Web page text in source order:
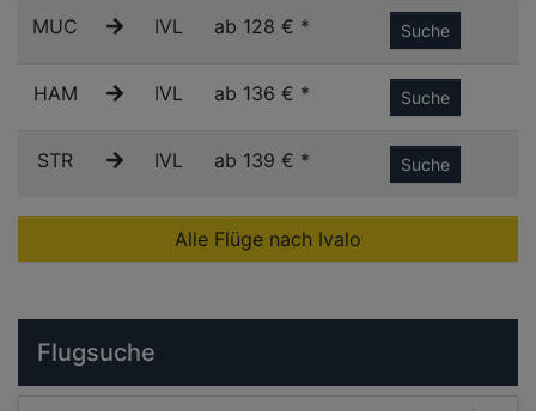
MUC IVL ab 128 € * Suche
HAM IVL ab 136 € * Suche
STR IVL ab 139 € * Suche
Alle Flüge nach Ivalo
Flugsuche